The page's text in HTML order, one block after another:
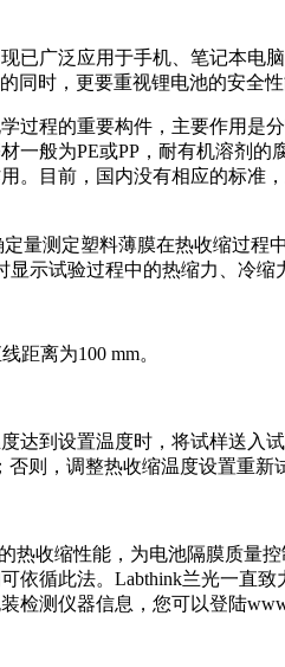
已广泛应用于手机、笔记本电
时，更要重视锂电池的安全性
程的重要构件，主要作用是
般为PE或PP，耐有机溶剂的
。目前，国内没有相应的标准
量测定塑料薄膜在热收缩过程
示试验过程中的热缩力、冷缩
距离为100 mm。
达到设置温度时，将试样送入
则，调整热收缩温度设置重新
热收缩性能，为电池隔膜质量
循此法。Labthink兰光一直
测仪器信息，您可以登陆